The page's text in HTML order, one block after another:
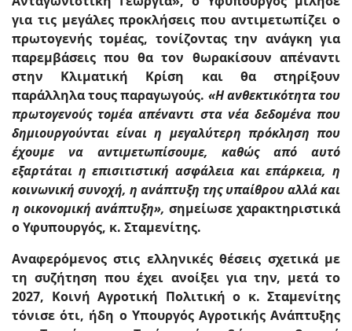
για τις μεγάλες προκλήσεις που αντιμετωπίζει ο
πρωτογενής τομέας, τονίζοντας την ανάγκη για
παρεμβάσεις που θα τον θωρακίσουν απέναντι
στην Κλιματική Κρίση και θα στηρίξουν
παράλληλα τους παραγωγούς. «Η ανθεκτικότητα του
πρωτογενούς τομέα απέναντι στα νέα δεδομένα που
δημιουργούνται είναι η μεγαλύτερη πρόκληση που
έχουμε να αντιμετωπίσουμε, καθώς από αυτό
εξαρτάται η επισιτιστική ασφάλεια και επάρκεια, η
κοινωνική συνοχή, η ανάπτυξη της υπαίθρου αλλά και
η οικονομική ανάπτυξη», σημείωσε χαρακτηριστικά
ο Υφυπουργός, κ. Σταμενίτης.
Αναφερόμενος στις ελληνικές θέσεις σχετικά με
τη συζήτηση που έχει ανοίξει για την, μετά το
2027, Κοινή Αγροτική Πολιτική ο κ. Σταμενίτης
τόνισε ότι, ήδη ο Υπουργός Αγροτικής Ανάπτυξης